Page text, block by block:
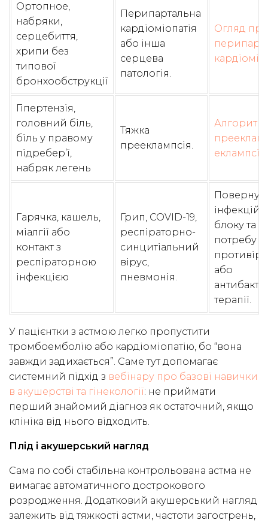
Ортопное,
набряки,
серцебиття,
хрипи без
типової
бронхообструкції
Перипартальна
кардіоміопатія
або інша
серцева
патологія.
Огляд про
Гіпертензія,
головний біль,
біль у правому
підребер’ї,
набряк легень
Тяжка
прееклампсія.
Алгоритм
еклампсії
Гарячка, кашель,
міалгії або
контакт з
респіраторною
інфекцією
Грип, COVID-19,
респіраторно-
синцитіальний
вірус,
пневмонія.
блоку та
потребу в
або
терапії.
У пацієнтки з астмою легко пропустити
тромбоемболію або кардіоміопатію, бо “вона
завжди задихається”. Саме тут допомагає
системний підхід з вебінару про базові навички
в акушерстві та гінекології: не приймати
перший знайомий діагноз як остаточний, якщо
клініка від нього відходить.
Плід і акушерський нагляд
Сама по собі стабільна контрольована астма не
вимагає автоматичного дострокового
розродження. Додатковий акушерський нагляд
залежить від тяжкості астми, частоти загострень,